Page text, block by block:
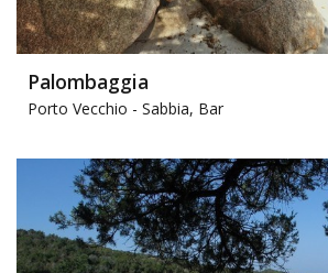
Palombaggia
Porto Vecchio - Sabbia, Bar